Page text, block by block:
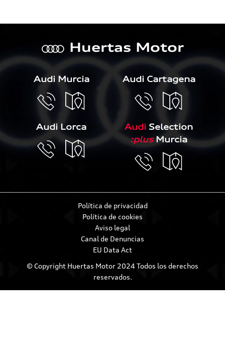
a Huertas Motor
Audi Murcia Audi Cartagena
Audi Lorca Audi Selection
:plusMurcia
© Copyright Huertas Motor 2024 Todos los derechos
reservados.
Política de privacidad
Política de cookies
Aviso legal
Canal de Denuncias
EU Data Act